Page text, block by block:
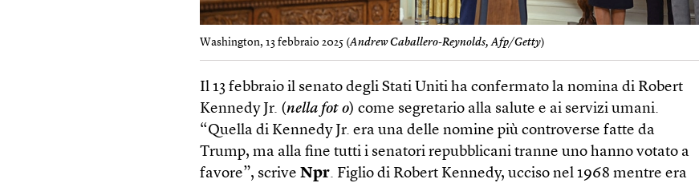
Washington, 13 febbraio 2025 (Andrew Caballero-Reynolds, Afp/Getty)
Il 13 febbraio il senato degli Stati Uniti ha confermato la nomina di Robert
Kennedy Jr. (nella fot o) come segretario alla salute e ai servizi umani.
“Quella di Kennedy Jr. era una delle nomine più controverse fatte da
Trump, ma alla fine tutti i senatori repubblicani tranne uno hanno votato a
favore”, scriveNpr. Figlio di Robert Kennedy, ucciso nel 1968 mentre era